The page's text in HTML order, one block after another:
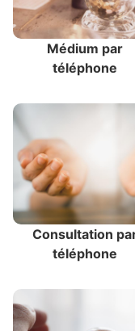
Médium par
téléphone
Consultation
téléphone